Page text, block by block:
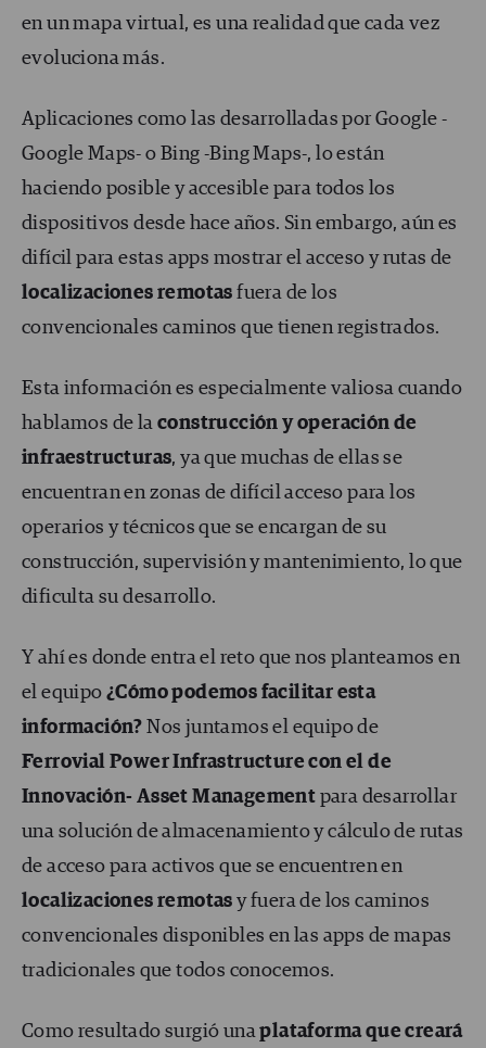
en un mapa virtual, es una realidad que cada vez
evoluciona más.
Aplicaciones como las desarrolladas por Google -
Google Maps- o Bing -Bing Maps-, lo están
haciendo posible y accesible para todos los
dispositivos desde hace años. Sin embargo, aún es
difícil para estas apps mostrar el acceso y rutas de
localizaciones remotasfuera de los
convencionales caminos que tienen registrados.
Esta información es especialmente valiosa cuando
hablamos de laconstrucción y operación de
infraestructuras, ya que muchas de ellas se
encuentran en zonas de difícil acceso para los
operarios y técnicos que se encargan de su
construcción, supervisión y mantenimiento, lo que
dificulta su desarrollo.
Y ahí es donde entra el reto que nos planteamos en
el equipo ¿Cómo podemos facilitar esta
información?Nos juntamos el equipo de
Ferrovial Power Infrastructure con el de
Innovación- Asset Management para desarrollar
una solución de almacenamiento y cálculo de rutas
de acceso para activos que se encuentren en
localizaciones remotas y fuera de los caminos
convencionales disponibles en las apps de mapas
tradicionales que todos conocemos.
Como resultado surgió unaplataforma que creará